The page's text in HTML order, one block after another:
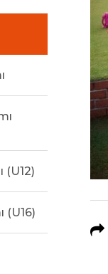
(U12)
(U16)